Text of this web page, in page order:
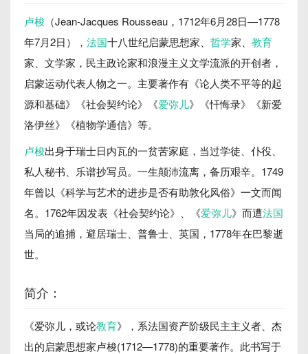
卢梭 （Jean-Jacques Rousseau，1712年6月28日—1778
年7月2日）， 法国十八世纪启蒙思想家、 哲学家、 教育
家、文学家，民主政论家和浪漫主义文学流派的开创者，
启蒙运动代表人物之一。主要著作有《论人类不平等的起
源和基础》《社会契约论》《爱弥儿》《忏悔录》《新爱
洛伊丝》《植物学通信》等。
卢梭出身于瑞士日内瓦的一贫苦家庭，当过学徒、仆役、
私人秘书、乐谱抄写员。一生颠沛流离，备历艰辛。1749
年曾以《科学与艺术的进步是否有助敦化风俗》一文而闻
名。1762年因发表《社会契约论》、《爱弥儿》而遭法国
当局的追捕，避居瑞士、普鲁士、英国，1778年在巴黎逝
世。
简介：
《爱弥儿，或论教育》，系法国资产阶级民主主义者、杰
出的启蒙思想家卢梭(1712—1778)的重要著作。此书写于